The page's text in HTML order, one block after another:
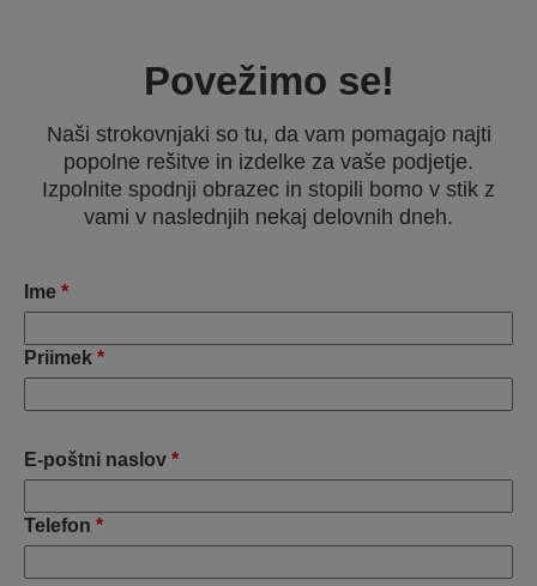
Povežimo se!
Naši strokovnjaki so tu, da vam pomagajo najti
popolne rešitve in izdelke za vaše podjetje.
Izpolnite spodnji obrazec in stopili bomo v stik z
vami v naslednjih nekaj delovnih dneh.
Ime *
Priimek *
E-poštni naslov *
Telefon *